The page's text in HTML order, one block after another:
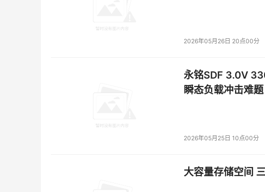
来经验的传递以及对行业的深入理解。
最直观的区别就是Cloud2.0可以解决用户的AI、应用与数据
使能服务（AI使能ModelArts、应用使能ROMA、数据使能
为云ROMA、联接开发者的DevCloud、联接万物的IoT、联
2026年05月26日 20点00分
永铭SDF 3.0V
瞬态负载冲击难题
2026年05月25日 10点00分
大容量存储空间